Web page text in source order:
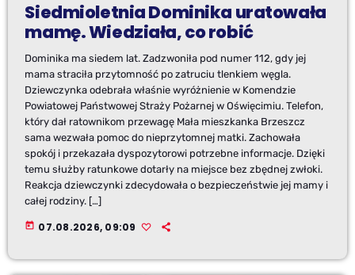
Siedmioletnia Dominika uratowała
mamę. Wiedziała, co robić
Dominika ma siedem lat. Zadzwoniła pod numer 112, gdy jej
mama straciła przytomność po zatruciu tlenkiem węgla.
Dziewczynka odebrała właśnie wyróżnienie w Komendzie
Powiatowej Państwowej Straży Pożarnej w Oświęcimiu. Telefon,
który dał ratownikom przewagę Mała mieszkanka Brzeszcz
sama wezwała pomoc do nieprzytomnej matki. Zachowała
spokój i przekazała dyspozytorowi potrzebne informacje. Dzięki
temu służby ratunkowe dotarły na miejsce bez zbędnej zwłoki.
Reakcja dziewczynki zdecydowała o bezpieczeństwie jej mamy i
całej rodziny. […]
today 07.08.2026, 09:09